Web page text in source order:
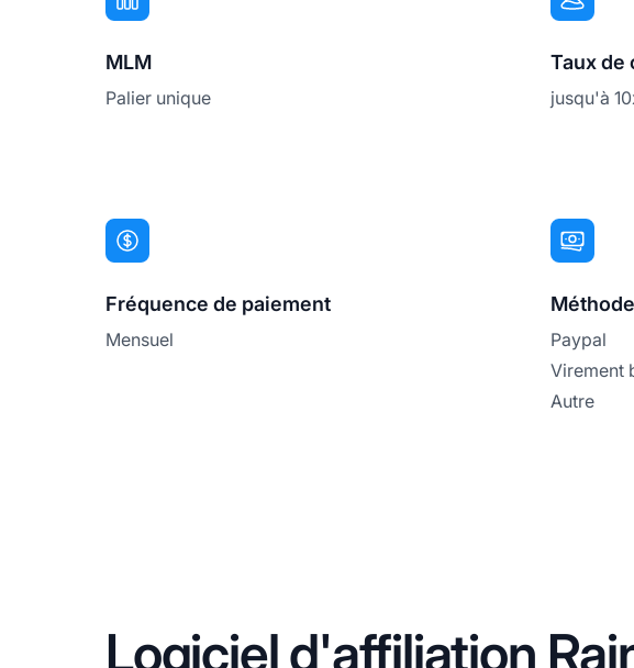
MLM
Palier unique
Taux de
jusqu'à
Fréquence de paiement
Mensuel
Paypal
Virement
Autre
Logiciel d'affiliation